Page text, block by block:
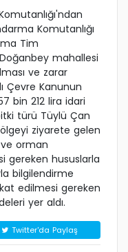
Komutanlığı
Tim
mahallesi
ve zarar
Çevre Kanunun
bin 212 lira idari
türü Tüylü Çan
ziyarete gelen
orman
gereken hususlarla
bilgilendirme
edilmesi gereken
yer aldı.
Twitter'da Paylaş